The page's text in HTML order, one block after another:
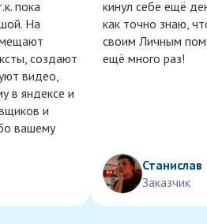
пока
На
создают
видео,
в яндексе и
и
вашему
кинул себе ещё
как точно знаю,
своим Личным
ещё много раз!
Станислав
Заказчик